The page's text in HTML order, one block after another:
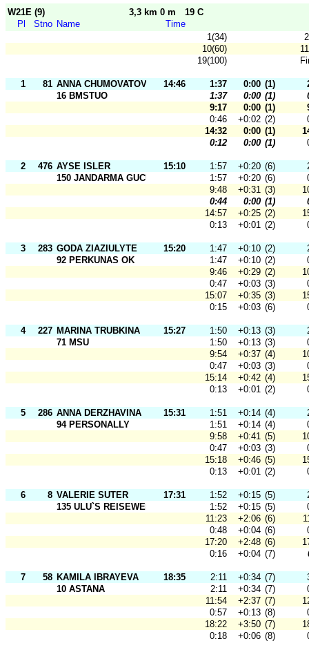
W21E (9) 3,3 km 0 m
19 C
Pl
Stno Name
Time
1(34)
10(60)
19(100)
1 81 ANNA CHUMOVATOVA 14:46 1:37 0:00 (1)
16 BMSTUO
1:37 0:00 (1)
9:17
0:00 (1)
0:46
+0:02 (2)
14:32
0:00 (1)
0:12
0:00 (1)
2 476 AYSE ISLER 15:10 1:57 +0:20 (6)
150 JANDARMA GUCU
1:57 +0:20 (6)
9:48
+0:31 (3)
0:44
0:00 (1)
14:57
+0:25 (2)
0:13
+0:01 (2)
3 283 GODA ZIAZIULYTE 15:20 1:47 +0:10 (2)
92 PERKUNAS OK
1:47 +0:10 (2)
9:46
+0:29 (2)
0:47
+0:03 (3)
15:07
+0:35 (3)
0:15
+0:03 (6)
4 227 MARINA TRUBKINA 15:27 1:50 +0:13 (3)
71 MSU
1:50 +0:13 (3)
9:54
+0:37 (4)
0:47
+0:03 (3)
15:14
+0:42 (4)
0:13
+0:01 (2)
5 286 ANNA DERZHAVINA 15:31 1:51 +0:14 (4)
94 PERSONALLY
1:51 +0:14 (4)
9:58
+0:41 (5)
0:47
+0:03 (3)
15:18
+0:46 (5)
0:13
+0:01 (2)
6 8 VALERIE SUTER 17:31 1:52 +0:15 (5)
135 ULU`S REISEWELT
1:52 +0:15 (5)
11:23
+2:06 (6)
0:48
+0:04 (6)
17:20
+2:48 (6)
0:16
+0:04 (7)
7 58 KAMILA IBRAYEVA 18:35 2:11 +0:34 (7)
10 ASTANA
2:11 +0:34 (7)
11:54
+2:37 (7)
0:57
+0:13 (8)
18:22
+3:50 (7)
0:18
+0:06 (8)